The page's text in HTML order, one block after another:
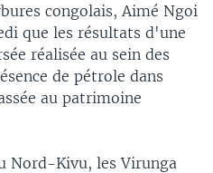
congolais, Aimé Ngoi
que les résultats d'une
réalisée au sein des
de pétrole dans
au patrimoine
Nord-Kivu, les Virunga